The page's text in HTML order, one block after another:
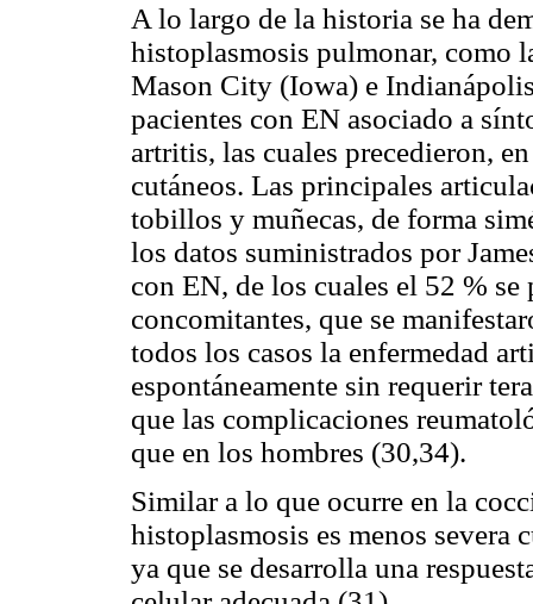
A lo largo de la historia se ha
histoplasmosis pulmonar, como
Mason City (Iowa) e
pacientes con EN asociado a
artritis, las cuales precedieron,
cutáneos. Las principales
tobillos y muñecas, de forma
los datos suministrados por
con EN, de los cuales el 52 %
concomitantes, que se
todos los casos la enfermedad
espontáneamente sin requerir
que las complicaciones
que en los hombres (30,34).
Similar a lo que ocurre en la
histoplasmosis es menos severa
ya que se desarrolla una